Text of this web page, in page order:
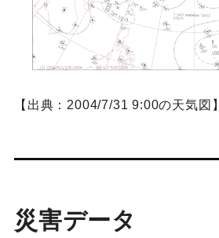
【出典：2004/7/31 9:00の天気図】
災害データ